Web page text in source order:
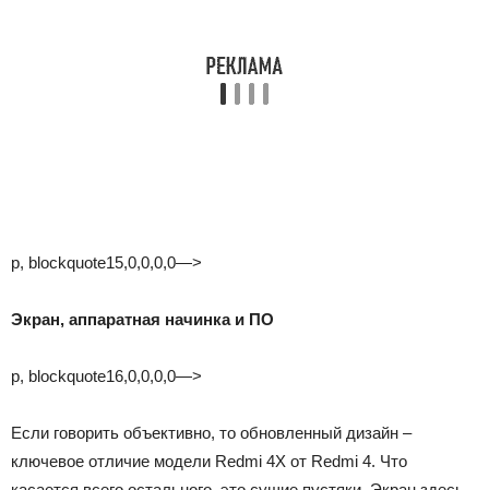
p, blockquote15,0,0,0,0—>
Экран, аппаратная начинка и ПО
p, blockquote16,0,0,0,0—>
Если говорить объективно, то обновленный дизайн –
ключевое отличие модели Redmi 4X от Redmi 4. Что